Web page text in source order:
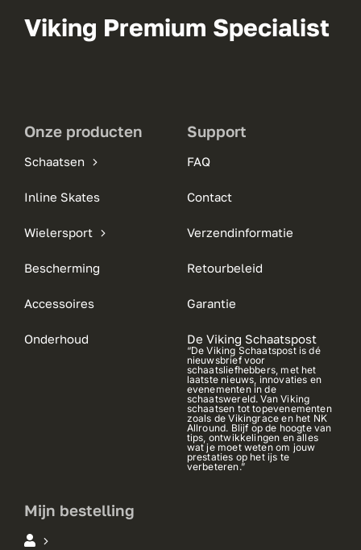
Viking Premium Specialist
Onze producten
Schaatsen
Inline Skates
Wielersport
Bescherming
Accessoires
Onderhoud
Support
FAQ
Contact
Verzendinformatie
Retourbeleid
Garantie
De Viking Schaatspost
“De Viking Schaatspost is dé
nieuwsbrief voor
schaatsliefhebbers, met het
laatste nieuws, innovaties en
evenementen in de
schaatswereld. Van Viking
schaatsen tot topevenementen
zoals de Vikingrace en het NK
Allround. Blijf op de hoogte van
tips, ontwikkelingen en alles
wat je moet weten om jouw
prestaties op het ijs te
verbeteren.”
Mijn bestelling